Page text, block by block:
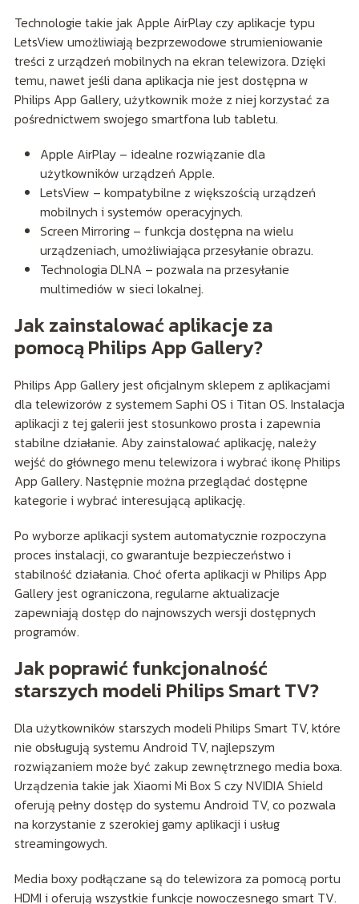
Technologie takie jak Apple AirPlay czy aplikacje typu
LetsView umożliwiają bezprzewodowe strumieniowanie
treści z urządzeń mobilnych na ekran telewizora. Dzięki
temu, nawet jeśli dana aplikacja nie jest dostępna w
Philips App Gallery, użytkownik może z niej korzystać za
pośrednictwem swojego smartfona lub tabletu.
Apple AirPlay – idealne rozwiązanie dla
użytkowników urządzeń Apple.
LetsView – kompatybilne z większością urządzeń
mobilnych i systemów operacyjnych.
Screen Mirroring – funkcja dostępna na wielu
urządzeniach, umożliwiająca przesyłanie obrazu.
Technologia DLNA – pozwala na przesyłanie
multimediów w sieci lokalnej.
Jak zainstalować aplikacje za
pomocą Philips App Gallery?
Philips App Gallery jest oficjalnym sklepem z aplikacjami
dla telewizorów z systemem Saphi OS i Titan OS. Instalacja
aplikacji z tej galerii jest stosunkowo prosta i zapewnia
stabilne działanie. Aby zainstalować aplikację, należy
wejść do głównego menu telewizora i wybrać ikonę Philips
App Gallery. Następnie można przeglądać dostępne
kategorie i wybrać interesującą aplikację.
Po wyborze aplikacji system automatycznie rozpoczyna
proces instalacji, co gwarantuje bezpieczeństwo i
stabilność działania. Choć oferta aplikacji w Philips App
Gallery jest ograniczona, regularne aktualizacje
zapewniają dostęp do najnowszych wersji dostępnych
programów.
Jak poprawić funkcjonalność
starszych modeli Philips Smart TV?
Dla użytkowników starszych modeli Philips Smart TV, które
nie obsługują systemu Android TV, najlepszym
rozwiązaniem może być zakup zewnętrznego media boxa.
Urządzenia takie jak Xiaomi Mi Box S czy NVIDIA Shield
oferują pełny dostęp do systemu Android TV, co pozwala
na korzystanie z szerokiej gamy aplikacji i usług
streamingowych.
Media boxy podłączane są do telewizora za pomocą portu
HDMI i oferują wszystkie funkcje nowoczesnego smart TV.